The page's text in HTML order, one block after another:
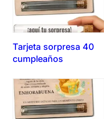
Tarjeta sorpresa 40
cumpleaños